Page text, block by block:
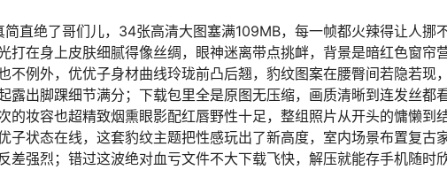
直绝了哥们儿，34张高清大图塞满109MB，每一帧都火辣得让人挪
打在身上皮肤细腻得像丝绸，眼神迷离带点挑衅，背景是暗红色窗帘
不例外，优优子身材曲线玲珑前凸后翘，豹纹图案在腰臀间若隐若现
露出脚踝细节满分；下载包里全是原图无压缩，画质清晰到连发丝都
的妆容也超精致烟熏眼影配红唇野性十足，整组照片从开头的慵懒到
子状态在线，这套豹纹主题把性感玩出了新高度，室内场景布置复古
差强烈；错过这波绝对血亏文件不大下载飞快，解压就能存手机随时